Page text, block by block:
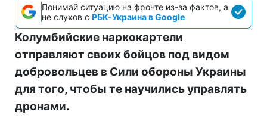
Понимай ситуацию на фронте из-за фактов, а
не слухов с РБК-Украина в Google
Колумбийские наркокартели
отправляют своих бойцов под видом
добровольцев в Сили обороны Украины
для того, чтобы те научились управлять
дронами.